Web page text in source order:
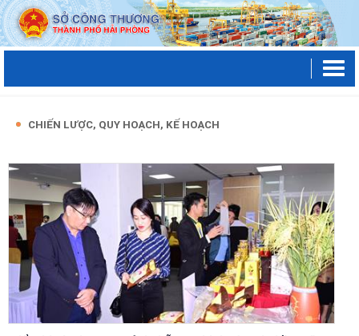
CHIẾN LƯỢC, QUY HOẠCH, KẾ HOẠCH